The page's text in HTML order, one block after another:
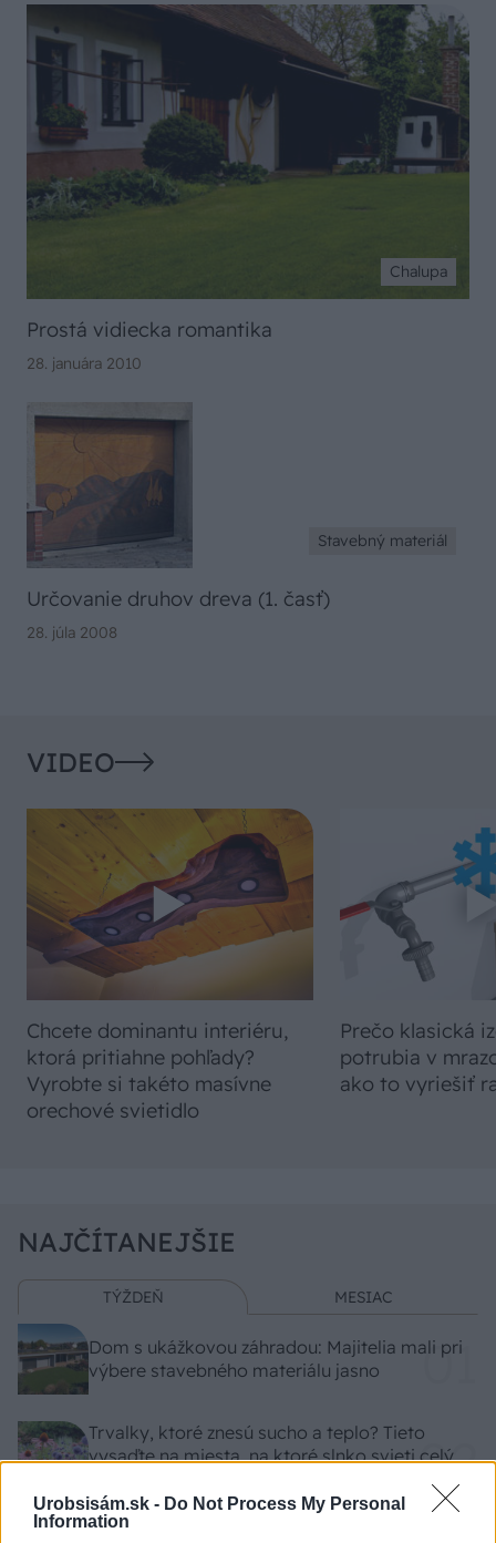
Urobsisám.sk - Do Not Process My Personal
Information
Chalupa
Prostá vidiecka romantika
28. januára 2010
Stavebný materiál
Určovanie druhov dreva (1. časť)
28. júla 2008
VIDEO
Chcete dominantu interiéru,
ktorá pritiahne pohľady?
Vyrobte si takéto masívne
orechové svietidlo
Prečo klasická
potrubia v
ako to vyriešiť
NAJČÍTANEJŠIE
TÝŽDEŇ MESIAC
Dom s ukážkovou záhradou: Majitelia mali pri
výbere stavebného materiálu jasno
Trvalky, ktoré znesú sucho a teplo? Tieto
vysaďte na miesta, na ktoré slnko svieti celý
Nekupujte drahé lapače: Vyrobte si za 5 minút